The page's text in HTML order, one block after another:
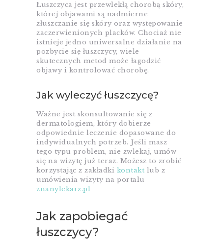
Łuszczyca jest przewlekłą chorobą skóry,
której objawami są nadmierne
złuszczanie się skóry oraz występowanie
zaczerwienionych placków. Chociaż nie
istnieje jedno uniwersalne działanie na
pozbycie się łuszczycy, wiele
skutecznych metod może łagodzić
objawy i kontrolować chorobę.
Jak wyleczyć łuszczycę?
Ważne jest skonsultowanie się z
dermatologiem, który dobierze
odpowiednie leczenie dopasowane do
indywidualnych potrzeb. Jeśli masz
tego typu problem, nie zwlekaj, umów
się na wizytę już teraz. Możesz to zrobić
korzystając z zakładki kontakt lub z
umówienia wizyty na portalu
znanylekarz.pl
Jak zapobiegać
łuszczycy?